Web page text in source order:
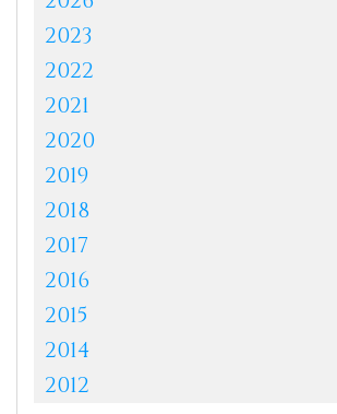
2023
2022
2021
2020
2019
2018
2017
2016
2015
2014
2012